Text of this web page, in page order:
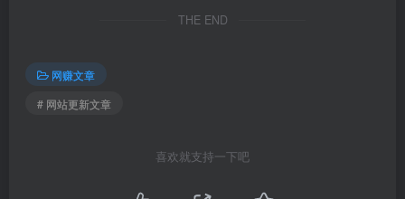
THE END
网赚文章
# 网站更新文章
喜欢就支持一下吧